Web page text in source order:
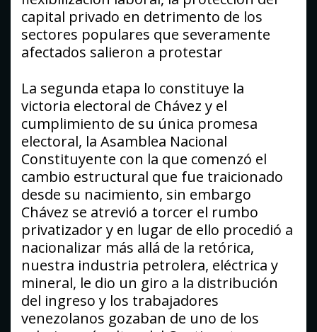
capital privado en detrimento de los
sectores populares que severamente
afectados salieron a protestar
La segunda etapa lo constituye la
victoria electoral de Chávez y el
cumplimiento de su única promesa
electoral, la Asamblea Nacional
Constituyente con la que comenzó el
cambio estructural que fue traicionado
desde su nacimiento, sin embargo
Chávez se atrevió a torcer el rumbo
privatizador y en lugar de ello procedió a
nacionalizar más allá de la retórica,
nuestra industria petrolera, eléctrica y
mineral, le dio un giro a la distribución
del ingreso y los trabajadores
venezolanos gozaban de uno de los